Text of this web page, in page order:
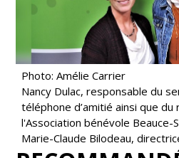
Photo: Amélie Carrier
Nancy Dulac, responsable du
téléphone d’amitié ainsi que
l'Association bénévole Beauce-
Marie-Claude Bilodeau,